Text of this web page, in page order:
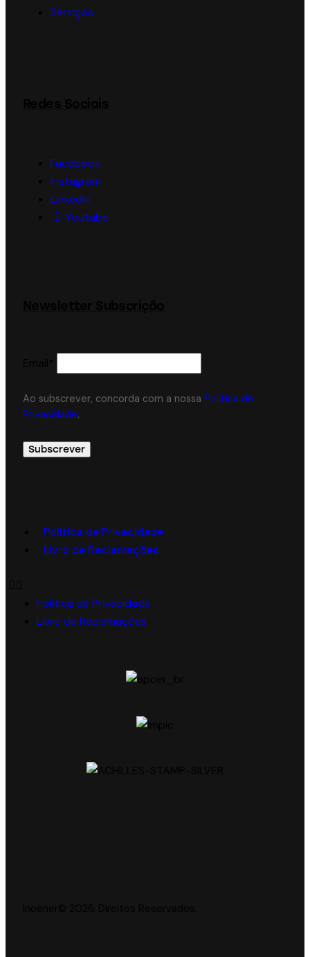
Serviços
Facebook
Instagram
LinkedIn
Youtube
Ao subscrever, concorda com a nossa Política de
Privacidade.
Política de Privacidade
Livro de Reclamações
Política de Privacidade
Livro de Reclamações